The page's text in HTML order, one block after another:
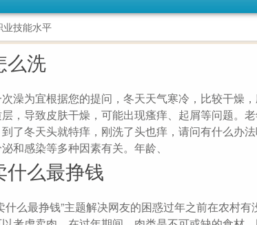
业技能水平
么洗
澡为宜根据您的提问，冬天天气寒冷，比较干燥
，导致皮肤干燥，可能出现瘙痒、起屑等问题。
了冬天头就特痒，刚洗了头也痒，请问有什么办
和感染等多种因素有关。年龄、
么最挣钱
什么最挣钱”主题解决网友的困惑过年之前在农村